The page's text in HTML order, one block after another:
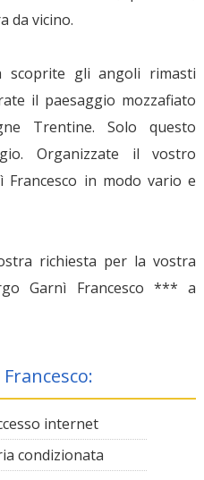
da vicino.
scoprite gli angoli rimasti
il paesaggio mozzafiato
Trentine. Solo questo
Organizzate il vostro
in modo vario e
richiesta per la vostra
Garnì Francesco *** a
internet
condizionata